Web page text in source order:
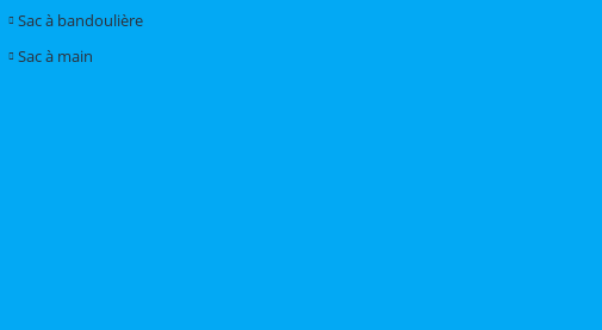
Sac à bandoulière
Sac à main